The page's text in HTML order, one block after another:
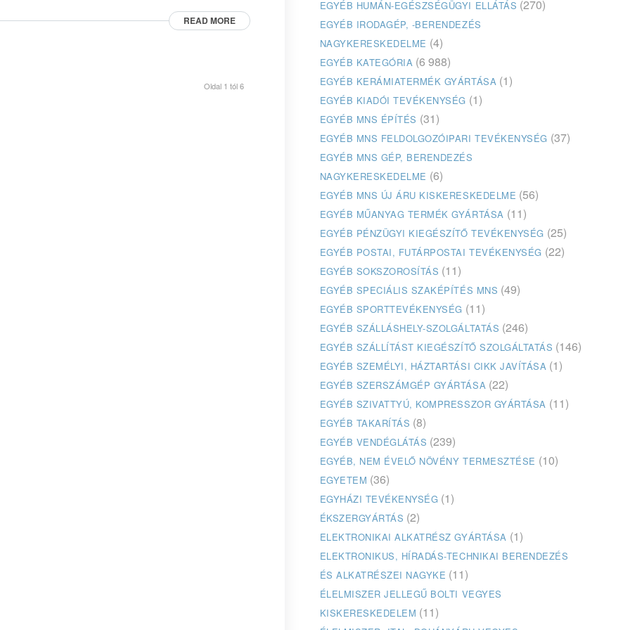
READ MORE
Oldal 1 tól 6
EGYÉB HUMÁN-EGÉSZSÉGÜGYI ELLÁTÁS (270)
EGYÉB IRODAGÉP, -BERENDEZÉS
NAGYKERESKEDELME (4)
EGYÉB KATEGÓRIA (6 988)
EGYÉB KERÁMIATERMÉK GYÁRTÁSA (1)
EGYÉB KIADÓI TEVÉKENYSÉG (1)
EGYÉB MNS ÉPÍTÉS (31)
EGYÉB MNS FELDOLGOZÓIPARI TEVÉKENYSÉG (37)
EGYÉB MNS GÉP, BERENDEZÉS
NAGYKERESKEDELME (6)
EGYÉB MNS ÚJ ÁRU KISKERESKEDELME (56)
EGYÉB MŰANYAG TERMÉK GYÁRTÁSA (11)
EGYÉB PÉNZÜGYI KIEGÉSZÍTŐ TEVÉKENYSÉG (25)
EGYÉB POSTAI, FUTÁRPOSTAI TEVÉKENYSÉG (22)
EGYÉB SOKSZOROSÍTÁS (11)
EGYÉB SPECIÁLIS SZAKÉPÍTÉS MNS (49)
EGYÉB SPORTTEVÉKENYSÉG (11)
EGYÉB SZÁLLÁSHELY-SZOLGÁLTATÁS (246)
EGYÉB SZÁLLÍTÁST KIEGÉSZÍTŐ SZOLGÁLTATÁS (146)
EGYÉB SZEMÉLYI, HÁZTARTÁSI CIKK JAVÍTÁSA (1)
EGYÉB SZERSZÁMGÉP GYÁRTÁSA (22)
EGYÉB SZIVATTYÚ, KOMPRESSZOR GYÁRTÁSA (11)
EGYÉB TAKARÍTÁS (8)
EGYÉB VENDÉGLÁTÁS (239)
EGYÉB, NEM ÉVELŐ NÖVÉNY TERMESZTÉSE (10)
EGYETEM (36)
EGYHÁZI TEVÉKENYSÉG (1)
ÉKSZERGYÁRTÁS (2)
ELEKTRONIKAI ALKATRÉSZ GYÁRTÁSA (1)
ELEKTRONIKUS, HÍRADÁS-TECHNIKAI BERENDEZÉS
ÉS ALKATRÉSZEI NAGYKE (11)
ÉLELMISZER JELLEGŰ BOLTI VEGYES
KISKERESKEDELEM (11)